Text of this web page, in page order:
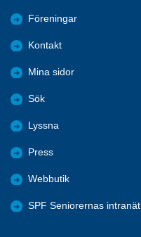
Föreningar
Kontakt
Mina sidor
Sök
Lyssna
Press
Webbutik
SPF Seniorernas intranät